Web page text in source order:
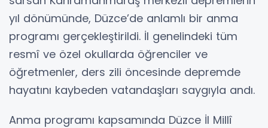
yıl dönümünde, Düzce’de anlamlı bir anma
programı gerçekleştirildi. İl genelindeki tüm
resmî ve özel okullarda öğrenciler ve
öğretmenler, ders zili öncesinde depremde
hayatını kaybeden vatandaşları saygıyla andı.
Anma programı kapsamında Düzce İl Millî